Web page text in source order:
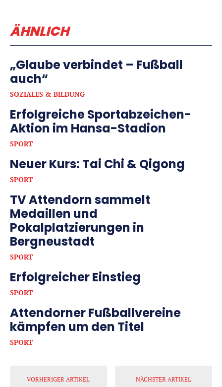
ÄHNLICH
„Glaube verbindet – Fußball
auch“
SOZIALES & BILDUNG
Erfolgreiche Sportabzeichen-
Aktion im Hansa-Stadion
SPORT
Neuer Kurs: Tai Chi & Qigong
SPORT
TV Attendorn sammelt
Medaillen und
Pokalplatzierungen in
Bergneustadt
SPORT
Erfolgreicher Einstieg
SPORT
Attendorner Fußballvereine
kämpfen um den Titel
SPORT
VORHERIGER ARTIKEL NÄCHSTER ARTIKEL